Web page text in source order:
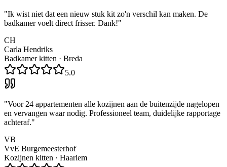
"Ik wist niet dat een nieuw stuk kit zo'n verschil kan maken. De
badkamer voelt direct frisser. Dank!"
CH
Carla Hendriks
Badkamer kitten · Breda
5.0
"Voor 24 appartementen alle kozijnen aan de buitenzijde nagelopen
en vervangen waar nodig. Professioneel team, duidelijke rapportage
achteraf."
VB
VvE Burgemeesterhof
Kozijnen kitten · Haarlem